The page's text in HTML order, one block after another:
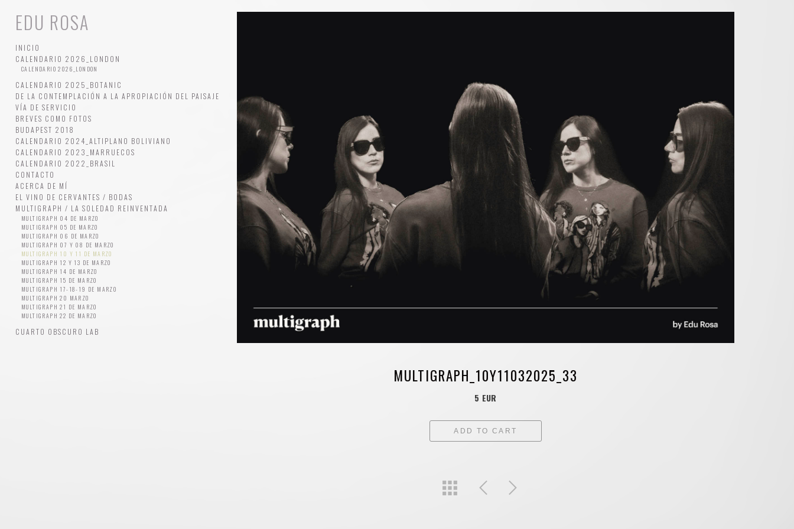
EDU ROSA
INICIO
CALENDARIO 2026_LONDON
CALENDARIO 2026_LONDON
CALENDARIO 2025_BOTANIC
DE LA CONTEMPLACIÓN A LA APROPIACIÓN DEL PAISAJE
VÍA DE SERVICIO
BREVES COMO FOTOS
BUDAPEST 2018
CALENDARIO 2024_ALTIPLANO BOLIVIANO
CALENDARIO 2023_MARRUECOS
CALENDARIO 2022_BRASIL
CONTACTO
ACERCA DE MÍ
EL VINO DE CERVANTES / BODAS
MULTIGRAPH / LA SOLEDAD REINVENTADA
MULTIGRAPH 04 DE MARZO
MULTIGRAPH 05 DE MARZO
MULTIGRAPH 06 DE MARZO
MULTIGRAPH 07 Y 08 DE MARZO
MULTIGRAPH 10 Y 11 DE MARZO
MULTIGRAPH 12 Y 13 DE MARZO
MULTIGRAPH 14 DE MARZO
MULTIGRAPH 15 DE MARZO
MULTIGRAPH 17-18-19 DE MARZO
MULTIGRAPH 20 MARZO
MULTIGRAPH 21 DE MARZO
MULTIGRAPH 22 DE MARZO
CUARTO OBSCURO LAB
MULTIGRAPH_10Y11032025_33
5 EUR
ADD TO CART